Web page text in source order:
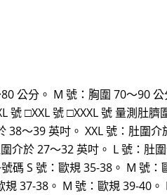
公分。 M 號：胸圍 70～90
□XXL 號 □XXXL 號 量測肚臍
～39 英吋。 XXL 號：肚圍
介於 27～32 英吋。 L 號：肚
S 號：歐規 35-38。 M 號：
37-38。 M 號：歐規 39-40